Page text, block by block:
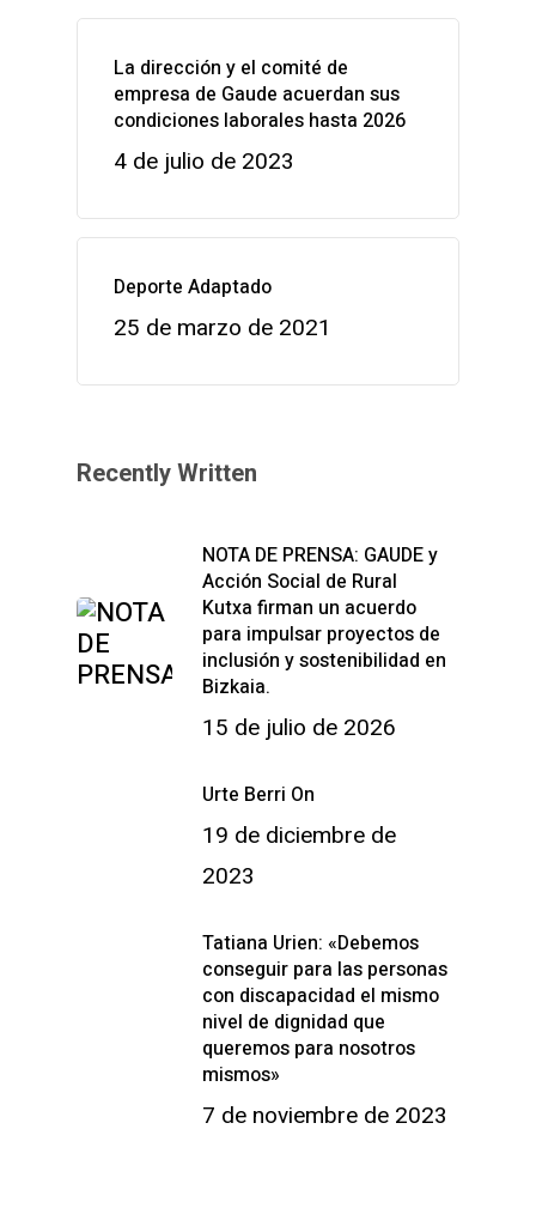
La dirección y el comité de
empresa de Gaude acuerdan sus
condiciones laborales hasta 2026
4 de julio de 2023
Deporte Adaptado
25 de marzo de 2021
Recently Written
NOTA DE PRENSA: GAUDE y
Acción Social de Rural
Kutxa firman un acuerdo
para impulsar proyectos de
inclusión y sostenibilidad en
Bizkaia.
15 de julio de 2026
Urte Berri On
19 de diciembre de
2023
Tatiana Urien: «Debemos
conseguir para las personas
con discapacidad el mismo
nivel de dignidad que
queremos para nosotros
mismos»
7 de noviembre de 2023